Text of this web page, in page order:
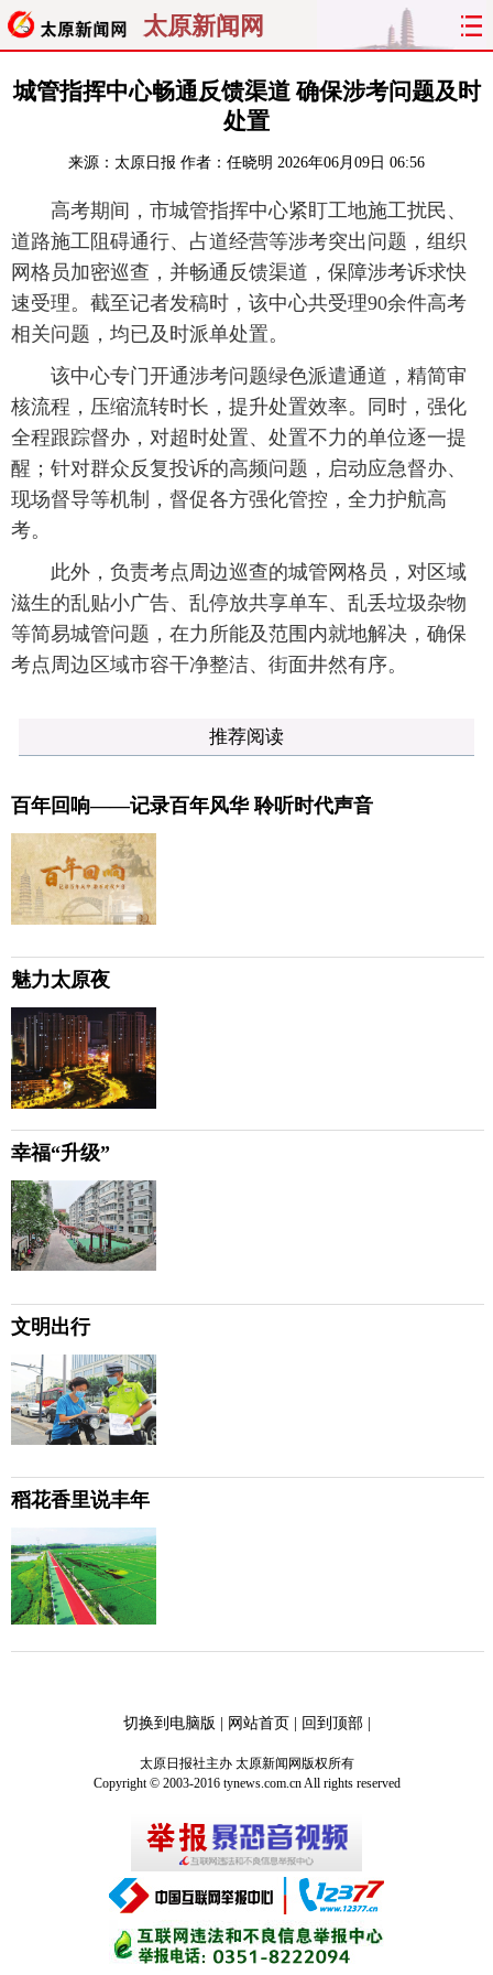
太原新闻网
首页 聚焦 太原 山西
旅游 理财 政务 教育
看天下 晋月读 最太原 网罗民生
太原日报 太原晚报 热评 社区
城管指挥中心畅通反馈渠道 确保涉考问题及时
处置
来源： 太原日报 作者：任晓明 2026年06月09日 06:56
高考期间，市城管指挥中心紧盯工地施工扰民、
道路施工阻碍通行、占道经营等涉考突出问题，组织
网格员加密巡查，并畅通反馈渠道，保障涉考诉求快
速受理。截至记者发稿时，该中心共受理90余件高考
相关问题，均已及时派单处置。
该中心专门开通涉考问题绿色派遣通道，精简审
核流程，压缩流转时长，提升处置效率。同时，强化
全程跟踪督办，对超时处置、处置不力的单位逐一提
醒；针对群众反复投诉的高频问题，启动应急督办、
现场督导等机制，督促各方强化管控，全力护航高
考。
此外，负责考点周边巡查的城管网格员，对区域
滋生的乱贴小广告、乱停放共享单车、乱丢垃圾杂物
等简易城管问题，在力所能及范围内就地解决，确保
考点周边区域市容干净整洁、街面井然有序。
推荐阅读
百年回响——记录百年风华 聆听时代声音
魅力太原夜
幸福“升级”
文明出行
稻花香里说丰年
切换到电脑版 | 网站首页| 回到顶部|
太原日报社主办 太原新闻网版权所有
Copyright © 2003-2016 tynews.com.cn All rights reserved